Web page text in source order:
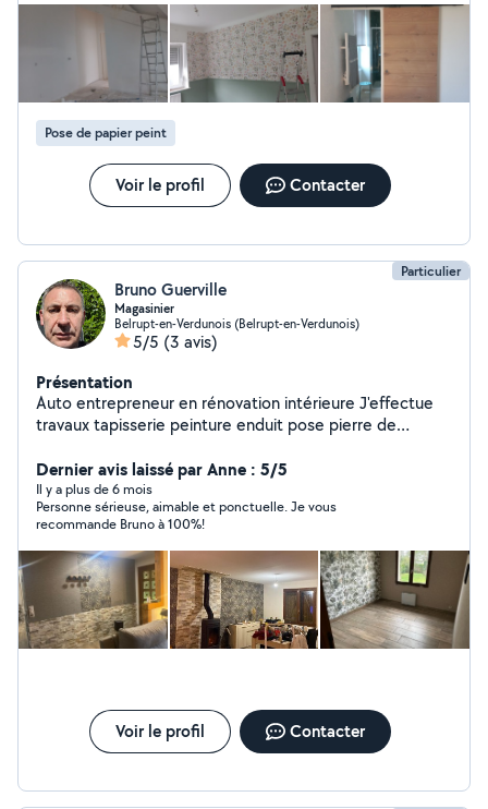
Pose de papier peint
Voir le profil Contacter
Particulier
Bruno Guerville
Magasinier
Belrupt-en-Verdunois (Belrupt-en-Verdunois)
5/5 (3 avis)
Présentation
Auto entrepreneur en rénovation intérieure J'effectue
travaux tapisserie peinture enduit pose pierre de
maison
Dernier avis laissé par Anne : 5/5
Il y a plus de 6 mois
Personne sérieuse, aimable et ponctuelle. Je vous
recommande Bruno à 100%!
Voir le profil Contacter